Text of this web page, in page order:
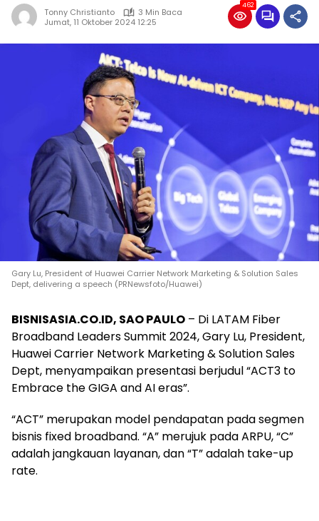
Tonny Christianto
3 Min Baca
Jumat, 11 Oktober 2024 12:25
462
Gary Lu, President of Huawei Carrier Network Marketing & Solution Sales
Dept, delivering a speech (PRNewsfoto/Huawei)
BISNISASIA.CO.ID, SAO PAULO – Di LATAM Fiber
Broadband Leaders Summit 2024, Gary Lu, President,
Huawei Carrier Network Marketing & Solution Sales
Dept, menyampaikan presentasi berjudul “ACT3 to
Embrace the GIGA and AI eras”.
“ACT” merupakan model pendapatan pada segmen
bisnis fixed broadband. “A” merujuk pada ARPU, “C”
adalah jangkauan layanan, dan “T” adalah take-up
rate.